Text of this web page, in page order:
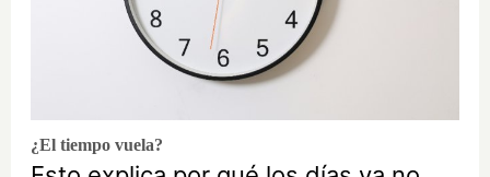
¿El tiempo vuela?